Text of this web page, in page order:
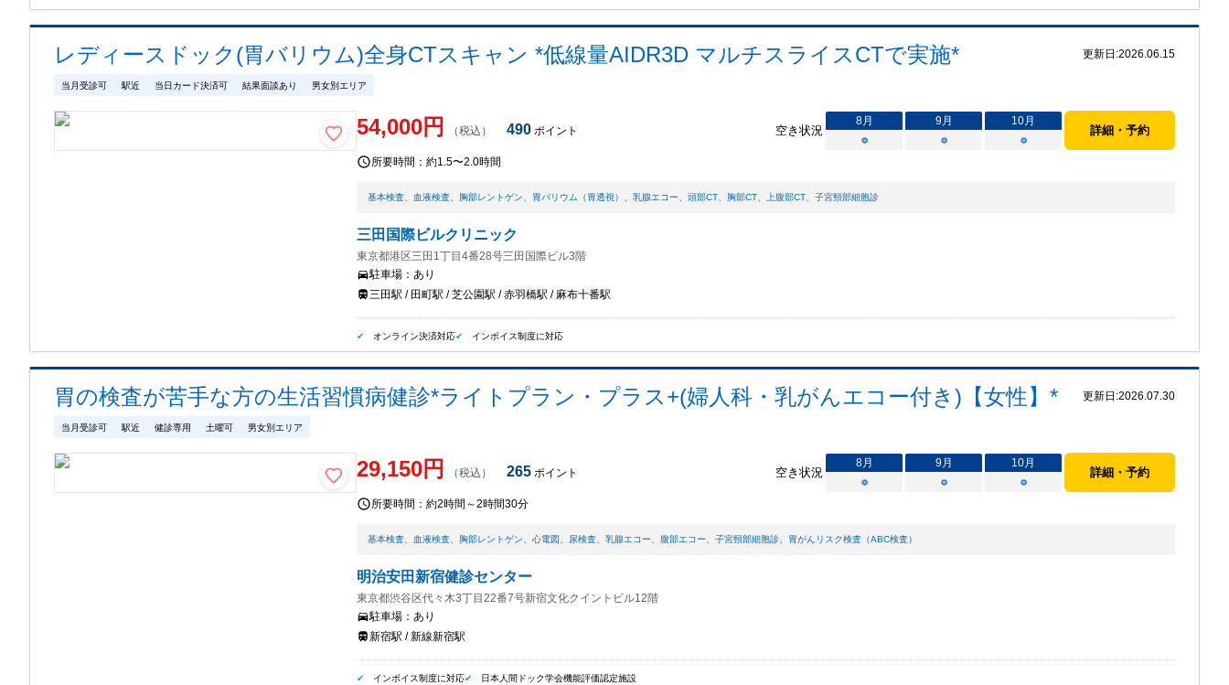
レディースドック(胃バリウム)全身CTスキャン *低線量AIDR3D マルチスライスCTで実施* 更新日:2026.06.15
当月受診可 駅近 当日カード決済可 結果面談あり 男女別エリア
54,000円 （税込） 490 ポイント 空き状況
8月 9月 10月
○
○ ○
詳細・予約
所要時間：約1.5〜2.0時間
基本検査 血液検査 胸部レントゲン 胃バリウム（胃透視） 、乳腺エコー 、頭部CT 胸部CT 上腹部CT 、子宮頸部細胞診
三田国際ビルクリニック
東京都港区三田1丁目4番28号三田国際ビル3階
駐車場：あり
三田駅 / 田町駅 / 芝公園駅 / 赤羽橋駅 / 麻布十番駅
オンライン決済対応 インボイス制度に対応
胃の検査が苦手な方の生活習慣病健診*ライトプラン・プラス+(婦人科・乳がんエコー付き)【女性】* 更新日:2026.07.30
当月受診可 駅近 健診専用 土曜可 男女別エリア
29,150円 （税込） 265 ポイント 空き状況
8月 9月 10月
○
○ ○
詳細・予約
所要時間：約2時間～2時間30分
基本検査 血液検査 胸部レントゲン 、心電図 尿検査 、乳腺エコー 腹部エコー 、子宮頸部細胞診 胃がんリスク検査（ABC検査）
明治安田新宿健診センター
東京都渋谷区代々木3丁目22番7号新宿文化クイントビル12階
駐車場：あり
新宿駅 / 新線新宿駅
インボイス制度に対応 日本人間ドック学会機能評価認定施設